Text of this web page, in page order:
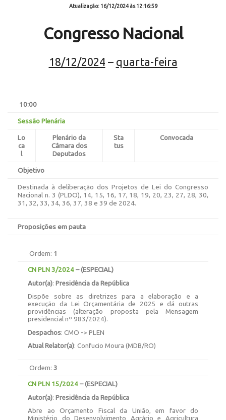
Atualização: 16/12/2024 às 12:16:59
Congresso Nacional
18/12/2024 – quarta-feira
10:00
Sessão Plenária
Lo
ca
l
Plenário da
Câmara dos
Deputados
Sta
tus
Convocada
Objetivo
Destinada à deliberação dos Projetos de Lei do Congresso
Nacional n. 3 (PLDO), 14, 15, 16, 17, 18, 19, 20, 23, 27, 28, 30,
31, 32, 33, 34, 36, 37, 38 e 39 de 2024.
Proposições em pauta
Ordem: 1
CN PLN 3/2024 –(ESPECIAL)
Autor(a): Presidência da República
Dispõe sobre as diretrizes para a elaboração e a
execução da Lei Orçamentária de 2025 e dá outras
providências (alteração proposta pela Mensagem
presidencial nº 983/2024).
Despachos: CMO -> PLEN
Atual Relator(a): Confucio Moura (MDB/RO)
Ordem: 3
CN PLN 15/2024 –(ESPECIAL)
Autor(a): Presidência da República
Abre ao Orçamento Fiscal da União, em favor do
Ministério do Desenvolvimento Agrário e Agricultura